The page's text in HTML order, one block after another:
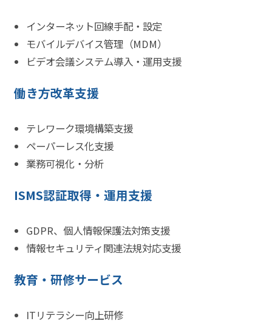
インターネット回線手配・設定
モバイルデバイス管理（MDM）
ビデオ会議システム導入・運用支援
働き方改革支援
テレワーク環境構築支援
ペーパーレス化支援
業務可視化・分析
ISMS認証取得・運用支援
GDPR、個人情報保護法対策支援
情報セキュリティ関連法規対応支援
教育・研修サービス
ITリテラシー向上研修